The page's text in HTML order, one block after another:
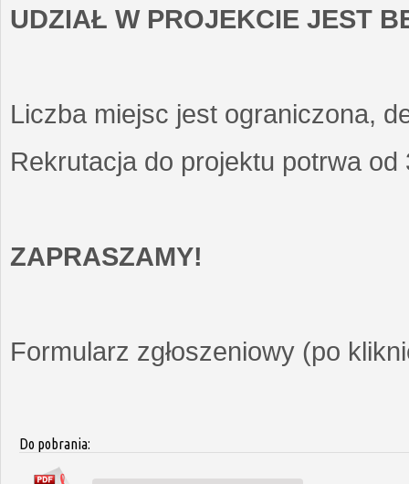
UDZIAŁ W PROJEKCIE JEST
Liczba miejsc jest ograniczona,
Rekrutacja do projektu potrwa
ZAPRASZAMY!
Formularz zgłoszeniowy (po
Do pobrania: